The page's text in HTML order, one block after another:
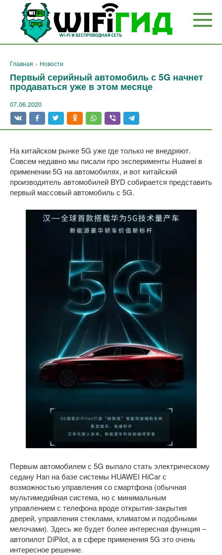
Перейти
контенту
Главная » Новости
Первый серийный автомобиль с 5G начнет
продаваться уже в этом месяце
07.06.2020
На китайском рынке 5G уже где только не внедряют.
Совсем недавно мы писали про эксперименты Huawei в
применении 5G на автомобилях, и вот китайский
производитель автомобилей BYD собирается представить
первый массовый автомобиль с 5G.
Первым автомобилем с 5G выпало стать электрическому
седану Han на базе системы HUAWEI HiCar с
возможностью управления со смартфона (обычная
мультимедийная система, но с минимальным
управлением с телефона вроде открытия-закрытия
дверей, управления стеклами, климатом и подобными
мелочами). Здесь же будет более интересная функция –
автопилот DiPilot, а в сфере применения 5G это очень
интересное решение.